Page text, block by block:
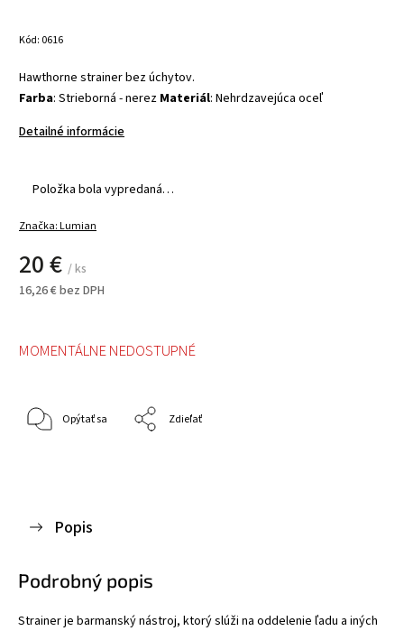
Kód: 0616
Hawthorne strainer bez úchytov.
Farba: Strieborná - nerez Materiál: Nehrdzavejúca oceľ
Detailné informácie
Položka bola vypredaná…
Značka:Lumian
20 € / ks
16,26 € bez DPH
MOMENTÁLNE NEDOSTUPNÉ
Opýtať sa Zdieľať
Popis
Podrobný popis
Strainer je barmanský nástroj, ktorý slúži na oddelenie ľadu a iných